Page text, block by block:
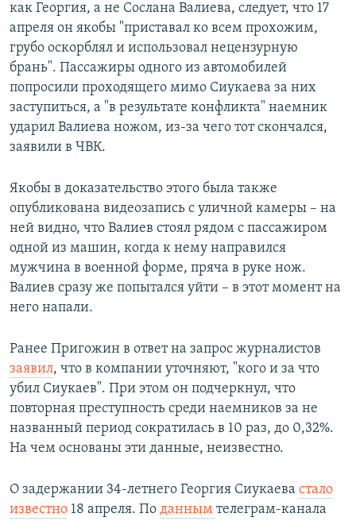
как Георгия, а не Сослана Валиева, следует, что 17
апреля он якобы "приставал ко всем прохожим,
грубо оскорблял и использовал нецензурную
брань". Пассажиры одного из автомобилей
попросили проходящего мимо Сиукаева за них
заступиться, а "в результате конфликта" наемник
ударил Валиева ножом, из-за чего тот скончался,
заявили в ЧВК.
Якобы в доказательство этого была также
опубликована видеозапись с уличной камеры – на
ней видно, что Валиев стоял рядом с пассажиром
одной из машин, когда к нему направился
мужчина в военной форме, пряча в руке нож.
Валиев сразу же попытался уйти – в этот момент на
него напали.
Ранее Пригожин в ответ на запрос журналистов
заявил, что в компании уточняют, "кого и за что
убил Сиукаев". При этом он подчеркнул, что
повторная преступность среди наемников за не
названный период сократилась в 10 раз, до 0,32%.
На чем основаны эти данные, неизвестно.
О задержании 34-летнего Георгия Сиукаева стало
известно 18 апреля. По данным телеграм-канала